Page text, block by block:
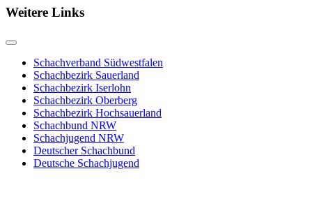
Weitere Links
Schachverband Südwestfalen
Schachbezirk Sauerland
Schachbezirk Iserlohn
Schachbezirk Oberberg
Schachbezirk Hochsauerland
Schachbund NRW
Schachjugend NRW
Deutscher Schachbund
Deutsche Schachjugend